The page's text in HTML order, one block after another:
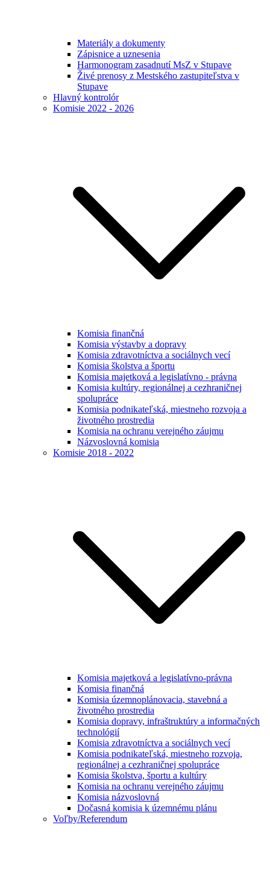
Materiály a dokumenty
Zápisnice a uznesenia
Harmonogram zasadnutí MsZ v Stupave
Živé prenosy z Mestského zastupiteľstva v
Stupave
Hlavný kontrolór
Komisie 2022 - 2026
Komisia finančná
Komisia výstavby a dopravy
Komisia zdravotníctva a sociálnych vecí
Komisia školstva a športu
Komisia majetková a legislatívno - právna
Komisia kultúry, regionálnej a cezhraničnej
spolupráce
Komisia podnikateľská, miestneho rozvoja a
životného prostredia
Komisia na ochranu verejného záujmu
Názvoslovná komisia
Komisie 2018 - 2022
Komisia majetková a legislatívno-právna
Komisia finančná
Komisia územnoplánovacia, stavebná a
životného prostredia
Komisia dopravy, infraštruktúry a informačných
technológií
Komisia zdravotníctva a sociálnych vecí
Komisia podnikateľská, miestneho rozvoja,
regionálnej a cezhraničnej spolupráce
Komisia školstva, športu a kultúry
Komisia na ochranu verejného záujmu
Komisia názvoslovná
Dočasná komisia k územnému plánu
Voľby/Referendum